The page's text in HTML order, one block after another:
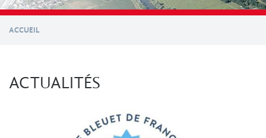
ACCUEIL
ACTUALITÉS